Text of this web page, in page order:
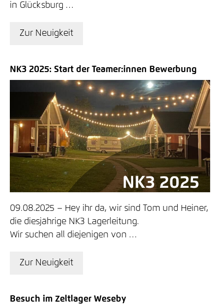
in Glücksburg …
Zur Neuigkeit
NK3 2025: Start der Teamer:innen Bewerbung
09.08.2025
Hey ihr da, wir sind Tom und Heiner,
die diesjährige NK3 Lagerleitung.
Wir suchen all diejenigen von …
Zur Neuigkeit
Besuch im Zeltlager Weseby